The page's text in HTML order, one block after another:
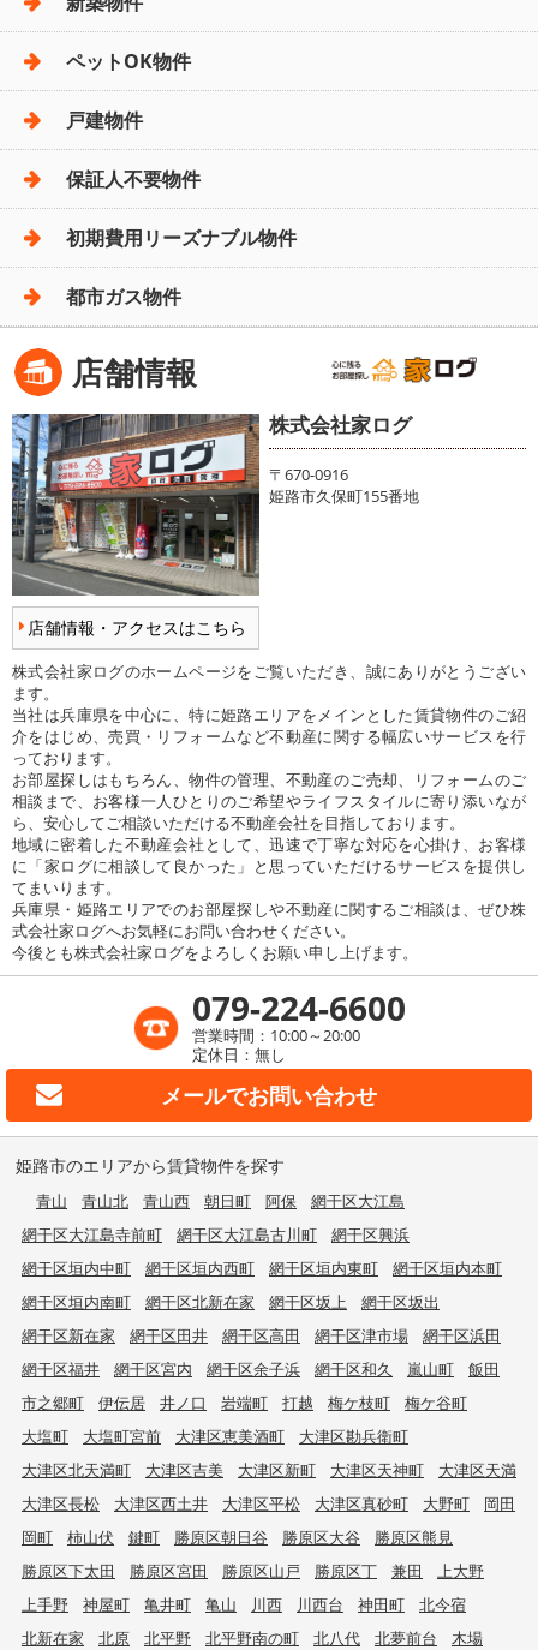
ペットOK物件
戸建物件
保証人不要物件
初期費用リーズナブル物件
都市ガス物件
店舗情報
店舗情報・アクセスはこちら
株式会社家ログ
〒670-0916
姫路市久保町155番地
株式会社家ログのホームページをご覧いただき、誠にありがとうござい
ます。
当社は兵庫県を中心に、特に姫路エリアをメインとした賃貸物件のご紹
介をはじめ、売買・リフォームなど不動産に関する幅広いサービスを行
っております。
お部屋探しはもちろん、物件の管理、不動産のご売却、リフォームのご
相談まで、お客様一人ひとりのご希望やライフスタイルに寄り添いなが
ら、安心してご相談いただける不動産会社を目指しております。
地域に密着した不動産会社として、迅速で丁寧な対応を心掛け、お客様
に「家ログに相談して良かった」と思っていただけるサービスを提供し
てまいります。
兵庫県・姫路エリアでのお部屋探しや不動産に関するご相談は、ぜひ株
式会社家ログへお気軽にお問い合わせください。
今後とも株式会社家ログをよろしくお願い申し上げます。
079-224-6600
営業時間：10:00～20:00
定休日：無し
メールでお問い合わせ
姫路市のエリアから賃貸物件を探す
青山 青山北 青山西 朝日町 阿保
網干区大江島
網干区大江島寺前町
網干区大江島古川町
網干区興浜
網干区垣内中町
網干区垣内西町 網干区垣内東町
網干区垣内本町
網干区垣内南町
網干区北新在家 網干区坂上
網干区坂出
網干区新在家
網干区田井 網干区高田 網干区津市場
網干区浜田
網干区福井
網干区宮内 網干区余子浜 網干区和久 嵐山町
飯田
市之郷町
伊伝居 井ノ口 岩端町 打越 梅ケ枝町
梅ケ谷町
大塩町
大塩町宮前 大津区恵美酒町
大津区勘兵衛町
大津区北天満町
大津区吉美 大津区新町 大津区天神町
大津区天満
大津区長松
大津区西土井 大津区平松 大津区真砂町 大野町
岡田
岡町
柿山伏 鍵町 勝原区朝日谷 勝原区大谷
勝原区熊見
勝原区下太田
勝原区宮田 勝原区山戸 勝原区丁 兼田
上大野
上手野
神屋町 亀井町 亀山 川西 川西台 神田町
北今宿
北新在家
北原 北平野 北平野南の町 北八代 北夢前台
木場